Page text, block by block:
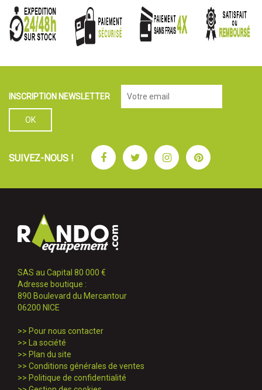
INSCRIPTION NEWSLETTER
SUIVEZ-NOUS ! FacebookTwitterInstagramPinterest
SAS au Capital 80 000 €
Adresse boutique :
890 Boulevard du Mercantour
06200 NICE
>> Pour nous contacter
>> La société
>> Plan du site
>> Conditions générales de ventes
>> Politique de confidentialité